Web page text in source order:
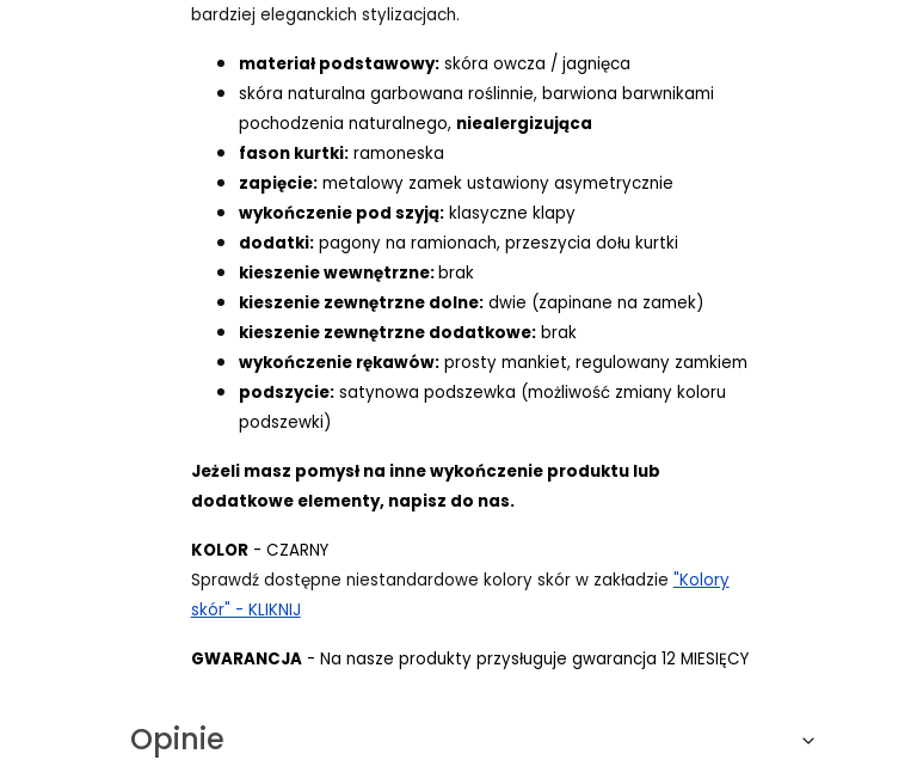
bardziej eleganckich stylizacjach.
materiał podstawowy: skóra owcza / jagnięca
skóra naturalna garbowana roślinnie, barwiona barwnikami
pochodzenia naturalnego, niealergizująca
fason kurtki:ramoneska
zapięcie:metalowy zamek ustawiony asymetrycznie
wykończenie pod szyją:klasyczne klapy
dodatki:pagony na ramionach, przeszycia dołu kurtki
kieszenie wewnętrzne:brak
kieszenie zewnętrzne dolne:dwie (zapinane na zamek)
kieszenie zewnętrzne dodatkowe:brak
wykończenie rękawów:prosty mankiet, regulowany zamkiem
podszycie:satynowa podszewka (możliwość zmiany koloru
podszewki)
Jeżeli masz pomysł na inne wykończenie produktu lub
dodatkowe elementy, napisz do nas.
KOLOR- CZARNY
Sprawdź dostępne niestandardowe kolory skór w zakładzie "Kolory
skór" - KLIKNIJ
GWARANCJA- Na nasze produkty przysługuje gwarancja 12 MIESIĘCY
Opinie